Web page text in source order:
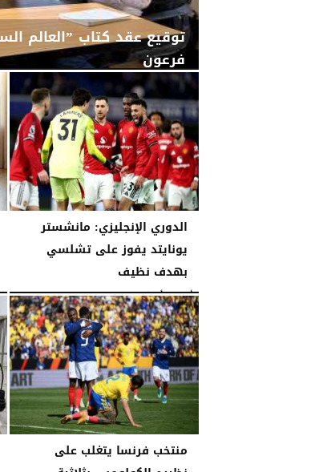
توقيع عقد كتاب ”العالم
فرعون
الإثنين، 22 يونيو 2026 12:11 مـ
الدوري الإنجليزي: مانشستر
يونايتد يفوز على تشلسي
بهدف نظيف
الأحد، 19 أبريل 2026 02:57 مـ
منتخب فرنسا يتغلب على